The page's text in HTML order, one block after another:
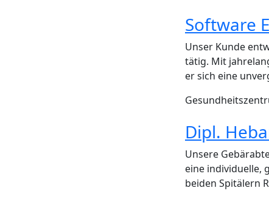
Software
Unser Kunde
tätig. Mit
er sich eine
Dipl.
Unsere
eine individuelle,
beiden Spitälern